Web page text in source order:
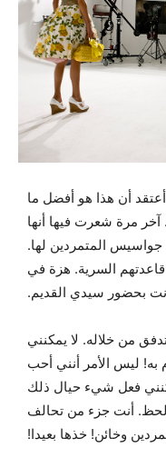
أن هذا هو أفضل ما
مرة شعرت فيها أنها
المتمردين لها.
السرية. هزة في
بحضور سيدي القديم.
من خلاله. لا يمكنني
ليس الأمر أنني أحب
فعل شيء حيال ذلك
أنت جزء من تحالف
وخائن! خذها بعيدا!